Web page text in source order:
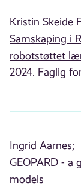
Kristin Skeide
Samskaping i
robotstøttet
2024. Faglig
Ingrid Aarnes;
GEOPARD - a
models